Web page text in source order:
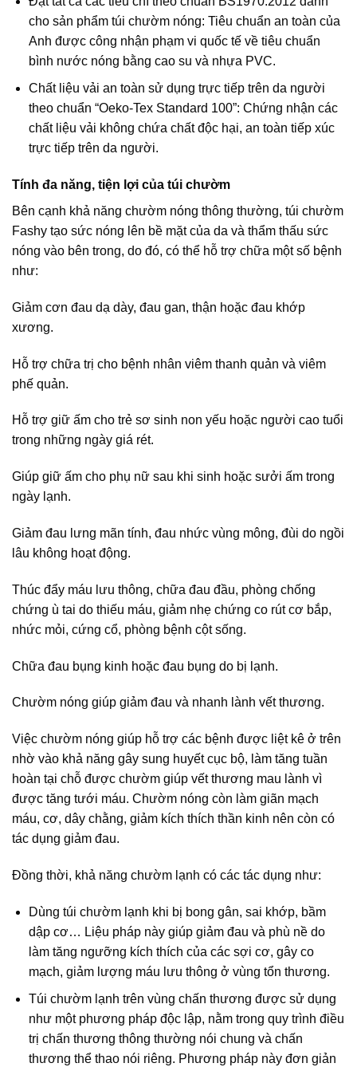
cho sản phẩm túi chườm nóng: Tiêu chuẩn an toàn của
Anh được công nhận phạm vi quốc tế về tiêu chuẩn
bình nước nóng bằng cao su và nhựa PVC.
Chất liệu vải an toàn sử dụng trực tiếp trên da người
theo chuẩn “Oeko-Tex Standard 100”: Chứng nhận các
chất liệu vải không chứa chất độc hại, an toàn tiếp xúc
trực tiếp trên da người.
Tính đa năng, tiện lợi của túi chườm
Bên cạnh khả năng chườm nóng thông thường, túi chườm
Fashy tạo sức nóng lên bề mặt của da và thẩm thấu sức
nóng vào bên trong, do đó, có thể hỗ trợ chữa một số bệnh
như:
Giảm cơn đau dạ dày, đau gan, thận hoặc đau khớp
xương.
Hỗ trợ chữa trị cho bệnh nhân viêm thanh quản và viêm
phế quản.
Hỗ trợ giữ ấm cho trẻ sơ sinh non yếu hoặc người cao tuổi
trong những ngày giá rét.
Giúp giữ ấm cho phụ nữ sau khi sinh hoặc sưởi ấm trong
ngày lạnh.
Giảm đau lưng mãn tính, đau nhức vùng mông, đùi do ngồi
lâu không hoạt động.
Thúc đẩy máu lưu thông, chữa đau đầu, phòng chống
chứng ù tai do thiếu máu, giảm nhẹ chứng co rút cơ bắp,
nhức mỏi, cứng cổ, phòng bệnh cột sống.
Chữa đau bụng kinh hoặc đau bụng do bị lạnh.
Chườm nóng giúp giảm đau và nhanh lành vết thương.
Việc chườm nóng giúp hỗ trợ các bệnh được liệt kê ở trên
nhờ vào khả năng gây sung huyết cục bộ, làm tăng tuần
hoàn tại chỗ được chườm giúp vết thương mau lành vì
được tăng tưới máu. Chườm nóng còn làm giãn mạch
máu, cơ, dây chằng, giảm kích thích thần kinh nên còn có
tác dụng giảm đau.
Đồng thời, khả năng chườm lạnh có các tác dụng như:
Dùng túi chườm lạnh khi bị bong gân, sai khớp, bầm
dập cơ… Liệu pháp này giúp giảm đau và phù nề do
làm tăng ngưỡng kích thích của các sợi cơ, gây co
mạch, giảm lượng máu lưu thông ở vùng tổn thương.
Túi chườm lạnh trên vùng chấn thương được sử dụng
như một phương pháp độc lập, nằm trong quy trình điều
trị chấn thương thông thường nói chung và chấn
thương thể thao nói riêng. Phương pháp này đơn giản